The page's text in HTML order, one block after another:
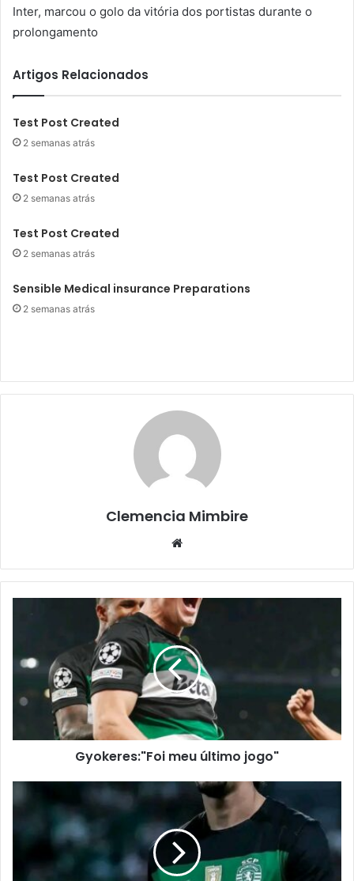
Inter, marcou o golo da vitória dos portistas durante o
prolongamento
Artigos Relacionados
Test Post Created
2 semanas atrás
Test Post Created
2 semanas atrás
Test Post Created
2 semanas atrás
Sensible Medical insurance Preparations
2 semanas atrás
Clemencia Mimbire
Website
Gyokeres:"Foi meu último jogo"